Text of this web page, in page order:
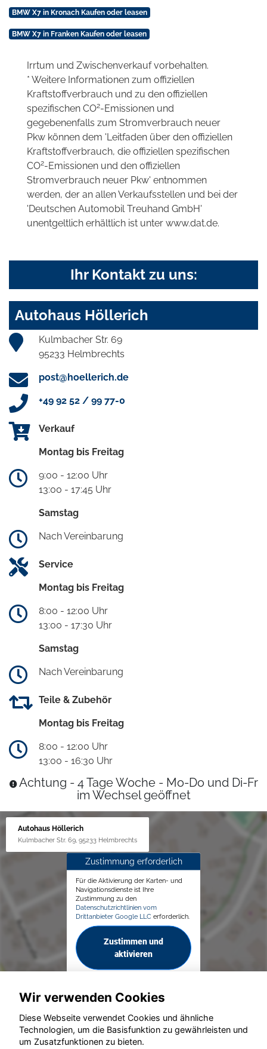
BMW X7 in Kronach Kaufen oder leasen
BMW X7 in Franken Kaufen oder leasen
Irrtum und Zwischenverkauf vorbehalten.
* Weitere Informationen zum offiziellen
Kraftstoffverbrauch und zu den offiziellen
spezifischen CO2-Emissionen und
gegebenenfalls zum Stromverbrauch neuer
Pkw können dem 'Leitfaden über den offiziellen
Kraftstoffverbrauch, die offiziellen spezifischen
CO2-Emissionen und den offiziellen
Stromverbrauch neuer Pkw' entnommen
werden, der an allen Verkaufsstellen und bei der
'Deutschen Automobil Treuhand GmbH'
unentgeltlich erhältlich ist unter www.dat.de.
Ihr Kontakt zu uns:
Autohaus Höllerich
Kulmbacher Str. 69
95233 Helmbrechts
post@hoellerich.de
+49 92 52 / 99 77-0
Verkauf
Montag bis Freitag
9:00 - 12:00 Uhr
13:00 - 17:45 Uhr
Samstag
Nach Vereinbarung
Service
Montag bis Freitag
8:00 - 12:00 Uhr
13:00 - 17:30 Uhr
Samstag
Nach Vereinbarung
Teile & Zubehör
Montag bis Freitag
8:00 - 12:00 Uhr
13:00 - 16:30 Uhr
Achtung - 4 Tage Woche - Mo-Do und Di-Fr
im Wechsel geöffnet
Autohaus Höllerich
Kulmbacher Str. 69, 95233 Helmbrechts
Zustimmung erforderlich
Für die Aktivierung der Karten- und
Navigationsdienste ist Ihre
Zustimmung zu den
Datenschutzrichtlinien vom
Drittanbieter Google LLC erforderlich.
Zustimmen und
aktivieren
© konjunkturmotor.de GmbH 2020 - 2026
Wir verwenden Cookies
Diese Webseite verwendet Cookies und ähnliche
Technologien, um die Basisfunktion zu gewährleisten und
um Zusatzfunktionen zu bieten.